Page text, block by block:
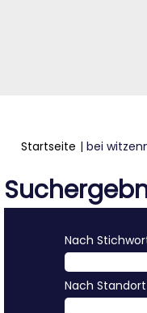
Startseite | bei
Nach
Nach